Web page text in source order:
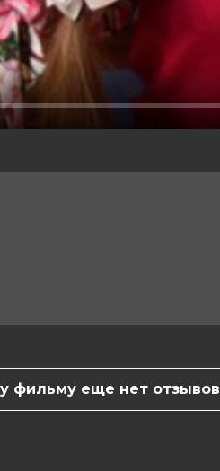
Владлена Макейчик
Щеглов
фильму еще нет